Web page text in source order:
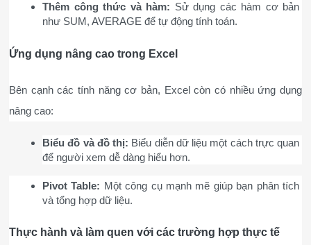
Thêm công thức và hàm: Sử dụng các hàm cơ bản
như SUM, AVERAGE để tự động tính toán.
Ứng dụng nâng cao trong Excel
Bên cạnh các tính năng cơ bản, Excel còn có nhiều ứng dụng
nâng cao:
Biểu đồ và đồ thị: Biểu diễn dữ liệu một cách trực quan
để người xem dễ dàng hiểu hơn.
Pivot Table: Một công cụ mạnh mẽ giúp bạn phân tích
và tổng hợp dữ liệu.
Thực hành và làm quen với các trường hợp thực tế